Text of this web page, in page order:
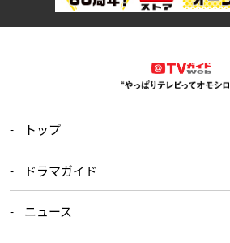
トップ
ドラマガイド
ニュース